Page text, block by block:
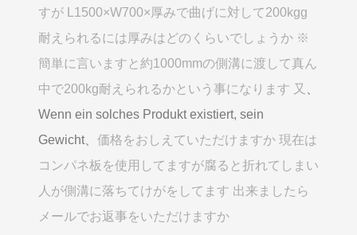
すが L1500×W700×厚みで曲げに対して200kgg
耐えられるには厚みはどのくらいでしょうか ※
簡単に言いますと約1000mmの側溝に渡して真ん
中で200kg耐えられるかという事になります 又
Wenn ein solches Produkt existiert, sein
Gewicht、 価格をおしえていただけますか 現在は
コンパネ板を使用してますが腐ると折れてしまい
人が側溝に落ちてけがをしてます 出来ましたら
メールでお返事をいただけますか